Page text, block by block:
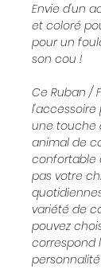
Envie d'un
et coloré
pour un
son cou !
Ce Ruban /
une touche
animal de
confortable
pas votre
variété de
pouvez
correspond